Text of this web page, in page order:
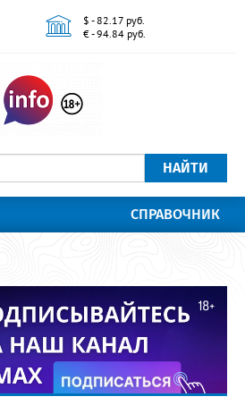
$ - 82.17 руб.
€ - 94.84 руб.
НАЙТИ
СПРАВОЧНИК